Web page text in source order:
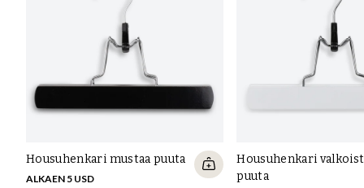
Housuhenkari mustaa puuta
ALKAEN 5 USD
Housuhenkari
puuta